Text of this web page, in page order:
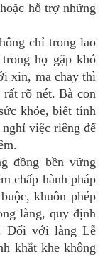
hỗ trợ những
chỉ trong lao
họ gặp khó
xin, ma chay thì
rõ nét. Bà con
khỏe, biết tính
việc riêng để
đồng bền vững
chấp hành pháp
khuôn phép
làng, quy định
Đối với làng Lễ
khắt khe không